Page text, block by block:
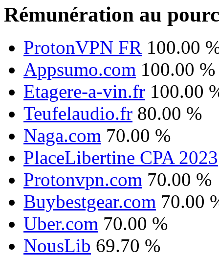
Rémunération au
ProtonVPN FR 100.00
Appsumo.com 100.00 %
Etagere-a-vin.fr 100.00
Teufelaudio.fr 80.00 %
Naga.com 70.00 %
PlaceLibertine CPA 2023
Protonvpn.com 70.00 %
Buybestgear.com 70.00
Uber.com 70.00 %
NousLib 69.70 %